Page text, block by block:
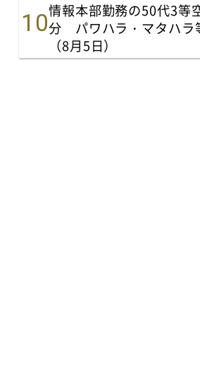
情報本部勤務の50代3等
分 パワハラ・マタハラ
（8月5日）